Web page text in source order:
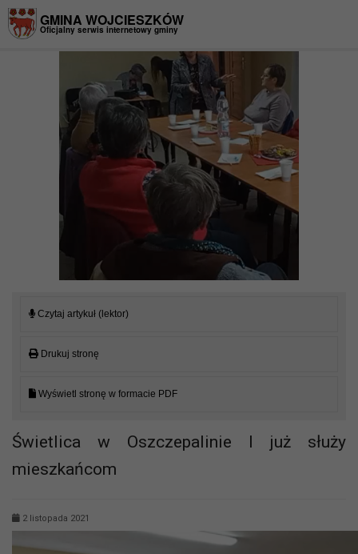
GMINA WOJCIESZKÓW
Oficjalny serwis internetowy gminy
Czytaj artykuł (lektor)
Drukuj stronę
Wyświetl stronę w formacie PDF
Świetlica w Oszczepalinie I już służy
mieszkańcom
2 listopada 2021